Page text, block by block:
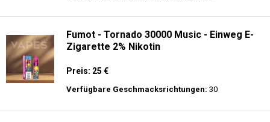
Fumot - Tornado 30000 Music - Einweg E-
Zigarette 2% Nikotin
Preis: 25 €
Verfügbare Geschmacksrichtungen: 30